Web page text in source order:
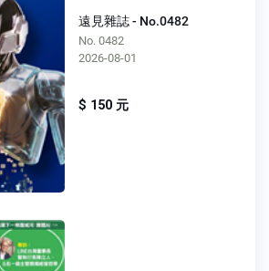
遠見雜誌 - No.0482
No. 0482
2026-08-01
$ 150 元